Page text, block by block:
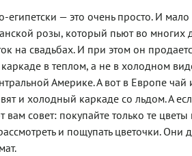
— это очень просто. И мало
розы, который пьют во многих
на свадьбах. И при этом он
каркаде в теплом, а не в холодном
Америке. А вот в Европе
и холодный каркаде со льдом. А
вам совет: покупайте только те
и пощупать цветочки.